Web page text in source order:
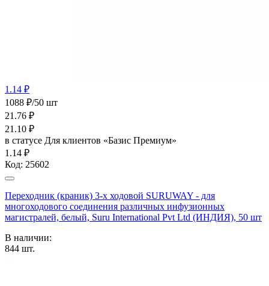
1.14 ₽
1088 ₽/50 шт
21.76 ₽
21.10 ₽
в статусе Для клиентов «Базис Премиум»
1.14 ₽
Код: 25602
Переходник (краник) 3-х ходовой SURUWAY - для
многоходового соединения различных инфузионных
магистралей, белый, Suru International Pvt Ltd (ИНДИЯ), 50 шт
В наличии:
844 шт.